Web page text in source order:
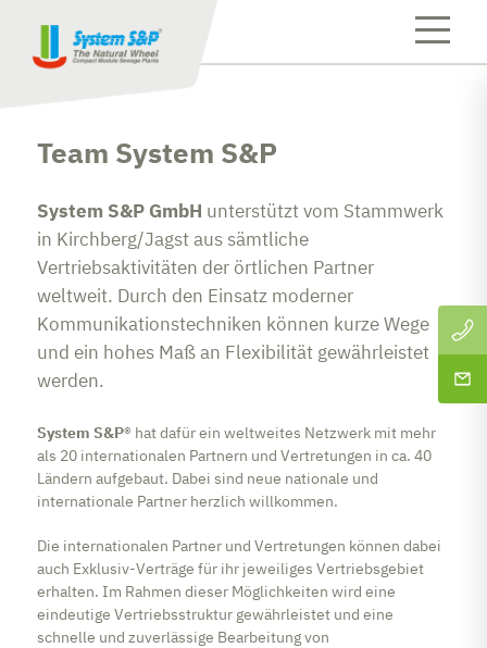
Team System S&P
System S&P GmbH unterstützt vom Stammwerk
in Kirchberg/Jagst aus sämtliche
Vertriebsaktivitäten der örtlichen Partner
weltweit. Durch den Einsatz moderner
Kommunikationstechniken können kurze Wege
und ein hohes Maß an Flexibilität gewährleistet
werden.
System S&P® hat dafür ein weltweites Netzwerk mit mehr
als 20 internationalen Partnern und Vertretungen in ca. 40
Ländern aufgebaut. Dabei sind neue nationale und
internationale Partner herzlich willkommen.
Die internationalen Partner und Vertretungen können dabei
auch Exklusiv-Verträge für ihr jeweiliges Vertriebsgebiet
erhalten. Im Rahmen dieser Möglichkeiten wird eine
eindeutige Vertriebsstruktur gewährleistet und eine
schnelle und zuverlässige Bearbeitung von